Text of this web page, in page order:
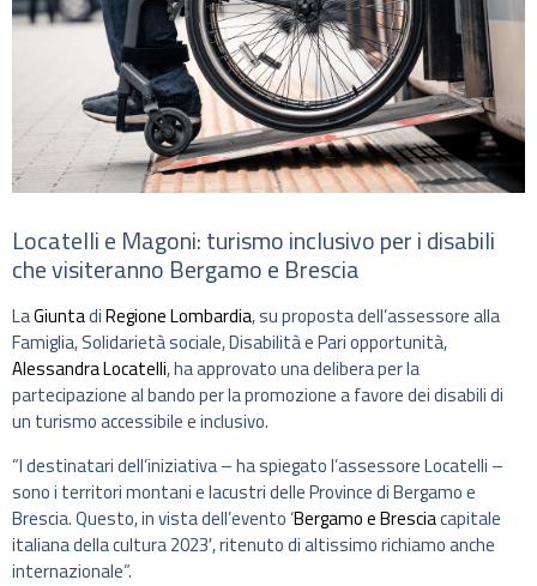
Locatelli e Magoni: turismo inclusivo per i disabili
che visiteranno Bergamo e Brescia
LaGiuntadiRegione Lombardia, su proposta dell’assessore alla
Famiglia, Solidarietà sociale, Disabilità e Pari opportunità,
Alessandra Locatelli, ha approvato una delibera per la
partecipazione al bando per la promozione a favore dei disabili di
un turismo accessibile e inclusivo.
“I destinatari dell’iniziativa – ha spiegato l’assessore Locatelli –
sono i territori montani e lacustri delle Province di Bergamo e
Brescia. Questo, in vista dell’evento ‘Bergamo e Bresciacapitale
italiana della cultura 2023′, ritenuto di altissimo richiamo anche
internazionale”.